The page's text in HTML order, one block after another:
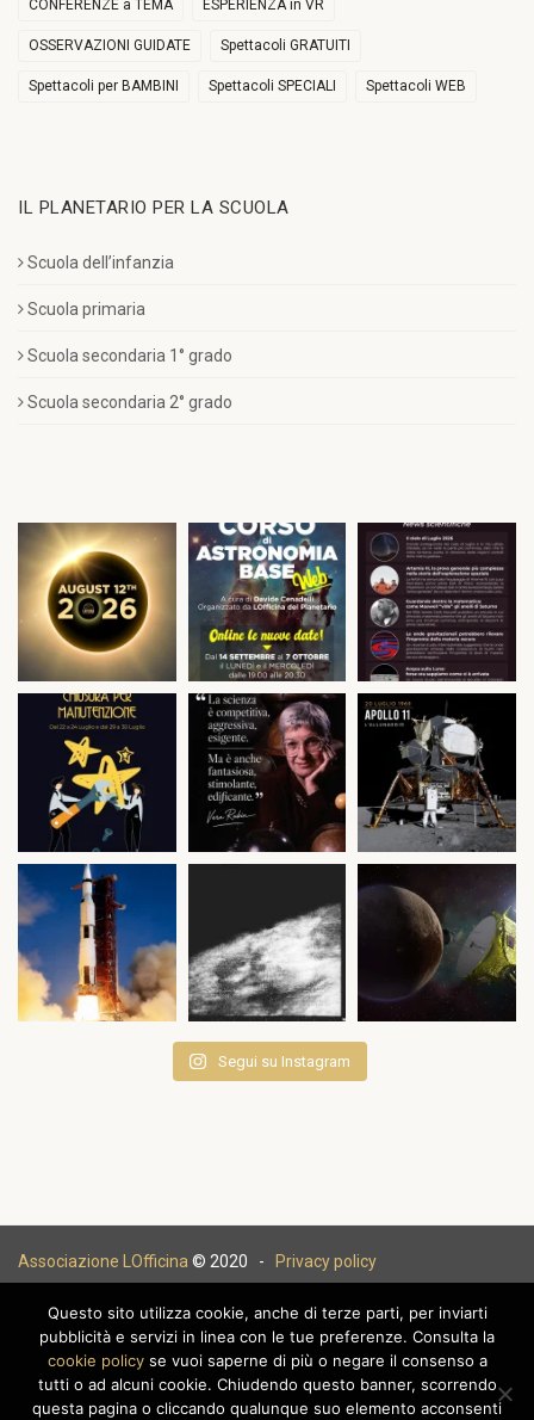
CONFERENZE a TEMA ESPERIENZA in VR
OSSERVAZIONI GUIDATE Spettacoli GRATUITI
Spettacoli per BAMBINI Spettacoli SPECIALI Spettacoli WEB
IL PLANETARIO PER LA SCUOLA
Scuola dell’infanzia
Scuola primaria
Scuola secondaria 1° grado
Scuola secondaria 2° grado
Segui su Instagram
Associazione LOfficina © 2020 - Privacy policy
Questo sito utilizza cookie, anche di terze parti, per inviarti
pubblicità e servizi in linea con le tue preferenze. Consulta la
cookie policyse vuoi saperne di più o negare il consenso a
tutti o ad alcuni cookie. Chiudendo questo banner, scorrendo
questa pagina o cliccando qualunque suo elemento acconsenti